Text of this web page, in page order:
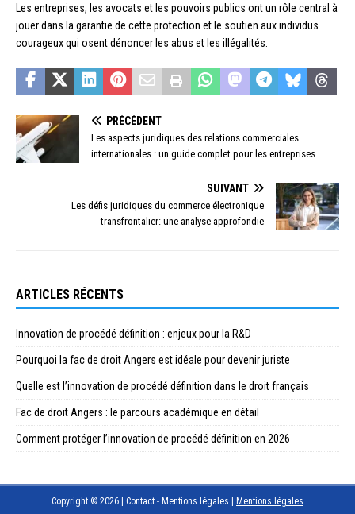
Les entreprises, les avocats et les pouvoirs publics ont un rôle central à
jouer dans la garantie de cette protection et le soutien aux individus
courageux qui osent dénoncer les abus et les illégalités.
PRÉCÉDENT
Les aspects juridiques des relations commerciales
internationales : un guide complet pour les entreprises
SUIVANT
Les défis juridiques du commerce électronique
transfrontalier: une analyse approfondie
ARTICLES RÉCENTS
Innovation de procédé définition : enjeux pour la R&D
Pourquoi la fac de droit Angers est idéale pour devenir juriste
Quelle est l’innovation de procédé définition dans le droit français
Fac de droit Angers : le parcours académique en détail
Comment protéger l’innovation de procédé définition en 2026
Copyright © 2026 | Contact - Mentions légales | Mentions légales